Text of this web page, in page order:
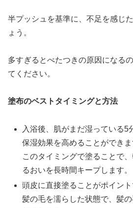
半プッシュを基準に、不足を感じ
ょう。
多すぎるとべたつきの原因になる
てください。
塗布のベストタイミングと方法
入浴後、肌がまだ湿っている5
保湿効果を高めることができま
このタイミングで塗ることで
るおいを長時間キープします。
頭皮に直接塗ることがポイント
髪の毛を濡らした状態で、髪